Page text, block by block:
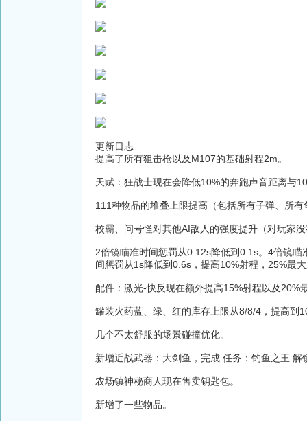
更新日志
提高了所有狙击枪以及M107的基础射程2m。
天赋：狂战士现在会降低10%的奔跑声音距离与
111种物品的堆叠上限提高（包括所有子弹、所有
校霸、问号怪对其他AI敌人的强度提升（对玩家
2倍镜瞄准时间惩罚从0.12s降低到0.1s。4倍镜
间惩罚从1s降低到0.6s，提高10%射程，25%最
配件：激光-快反现在额外提高15%射程以及20%
罐装火药蓝、绿、红的库存上限从8/8/4，提高到
几个不太舒服的场景碰撞优化。
新增近战武器：大剑鱼，完成 任务：钓鱼之王
农场镇神秘商人现在售卖钥匙包。
新增了一些物品。